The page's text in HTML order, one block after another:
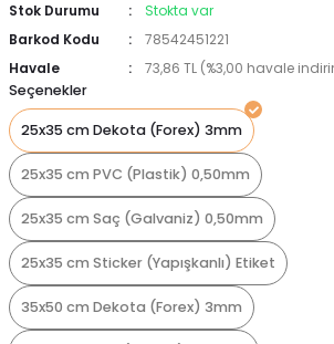
Stok Durumu
Stokta var
Barkod Kodu
78542451221
Havale
73,86 TL (%3,00 havale
Seçenekler
25x35 cm Dekota (Forex) 3mm
25x35 cm PVC (Plastik) 0,50mm
25x35 cm Saç (Galvaniz) 0,50mm
25x35 cm Sticker (Yapışkanlı) Etiket
35x50 cm Dekota (Forex) 3mm